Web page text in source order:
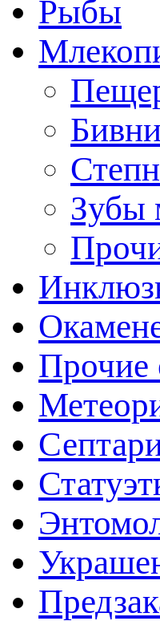
Рыбы
Зубы
Прочие